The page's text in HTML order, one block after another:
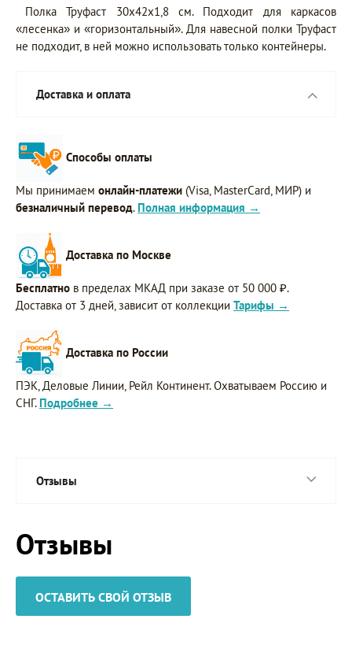
Полка Труфаст 30х42х1,8 см. Подходит для каркасов
«лесенка» и «горизонтальный». Для навесной полки Труфаст
не подходит, в ней можно использовать только контейнеры.
Доставка и оплата
Способы оплаты
Мы принимаем онлайн-платежи (Visa, MasterCard, МИР) и
безналичный перевод. Полная информация →
Доставка по Москве
Бесплатно в пределах МКАД при заказе от 50 000 ₽.
Доставка от 3 дней, зависит от коллекции Тарифы →
Доставка по России
ПЭК, Деловые Линии, Рейл Континент. Охватываем Россию и
СНГ. Подробнее →
Отзывы
Отзывы
ОСТАВИТЬ СВОЙ ОТЗЫВ